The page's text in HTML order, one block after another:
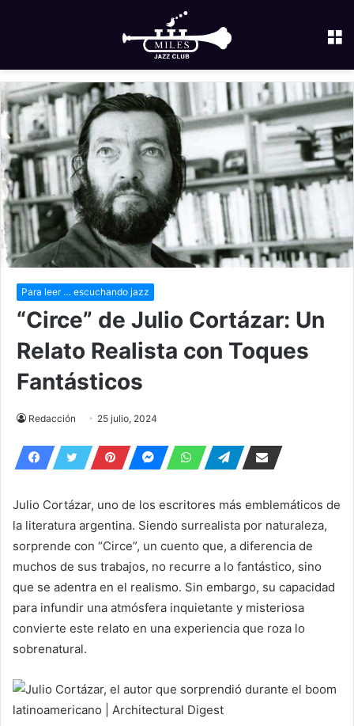
Para leer … escuchando jazz
“Circe” de Julio Cortázar: Un
Relato Realista con Toques
Fantásticos
Redacción 25 julio, 2024
Julio Cortázar, uno de los escritores más emblemáticos de
la literatura argentina. Siendo surrealista por naturaleza,
sorprende con “Circe”, un cuento que, a diferencia de
muchos de sus trabajos, no recurre a lo fantástico, sino
que se adentra en el realismo. Sin embargo, su capacidad
para infundir una atmósfera inquietante y misteriosa
convierte este relato en una experiencia que roza lo
sobrenatural.